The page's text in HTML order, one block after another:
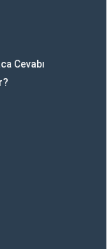
Cevabı